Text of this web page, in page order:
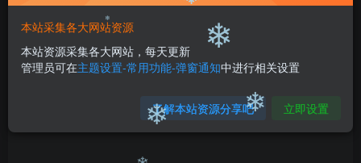
9.9 99
黄金会员免费
您当前未登录！建议登陆后购买，可保存购买订单
本站采集各大网站资源
本站资源采集各大网站，每天更新
管理员可在主题设置-常用功能-弹窗通知中进行相关设置
了解本站资源分享吧 立即设置
❄ ❄
❄ ❄
❄